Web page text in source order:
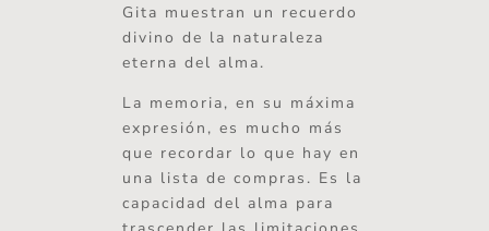
Gita muestran un recuerdo
divino de la naturaleza
eterna del alma.
La memoria, en su máxima
expresión, es mucho más
que recordar lo que hay en
una lista de compras. Es la
capacidad del alma para